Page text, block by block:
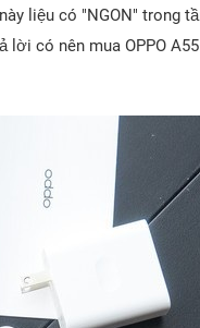
liệu có "NGON" trong
có nên mua OPPO